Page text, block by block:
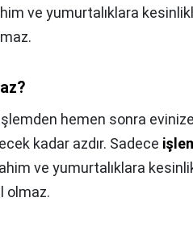
ve yumurtalıklara
hemen sonra
kadar azdır. Sadece
ve yumurtalıklara
olmaz.